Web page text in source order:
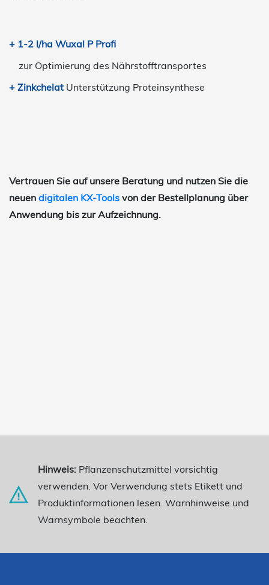
+ 1-2 l/ha Wuxal P Profi
zur Optimierung des Nährstofftransportes
+ Zinkchelat Unterstützung Proteinsynthese
Vertrauen Sie auf unsere Beratung und nutzen Sie die
neuen digitalen KX-Tools von der Bestellplanung über
Anwendung bis zur Aufzeichnung.
Hinweis: Pflanzenschutzmittel vorsichtig
verwenden. Vor Verwendung stets Etikett und
Produktinformationen lesen. Warnhinweise und
Warnsymbole beachten.